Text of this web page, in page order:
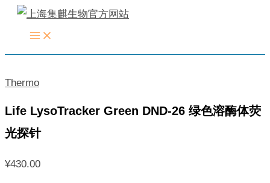
Thermo
Life LysoTracker Green DND-26 绿色溶酶体荧
光探针
¥430.00